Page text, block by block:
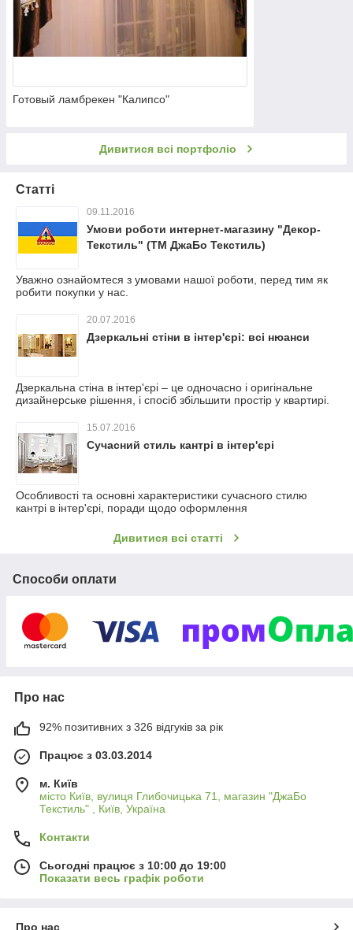
Готовый ламбрекен "Калипсо"
Дивитися всі портфоліо
Статті
09.11.2016
Умови роботи интернет-магазину "Декор-
Текстиль" (ТМ ДжаБо Текстиль)
Уважно ознайомтеся з умовами нашої роботи, перед тим як
робити покупки у нас.
20.07.2016
Дзеркальні стіни в інтер'єрі: всі нюанси
Дзеркальна стіна в інтер'єрі – це одночасно і оригінальне
дизайнерське рішення, і спосіб збільшити простір у квартирі.
15.07.2016
Сучасний стиль кантрі в інтер'єрі
Особливості та основні характеристики сучасного стилю
кантрі в інтер'єрі, поради щодо оформлення
Дивитися всі статті
Способи оплати
Про нас
92% позитивних з 326 відгуків за рік
Працює з 03.03.2014
м. Київ
місто Київ, вулиця Глибочицька 71, магазин "ДжаБо
Текстиль" , Київ, Україна
Контакти
Сьогодні працює з 10:00 до 19:00
Показати весь графік роботи
Про нас